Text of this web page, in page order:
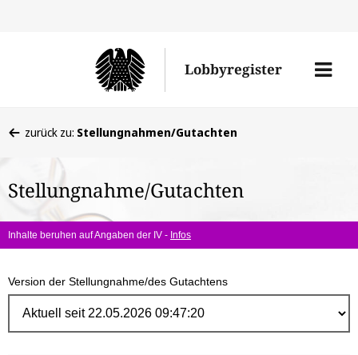
Lobbyregister
Menü
befinden
hier:
zurück zu: Stellungnahmen/Gutachten
Stellungnahme/Gutachten
Inhalte beruhen auf Angaben der IV - Infos
Version der Stellungnahme/des Gutachtens